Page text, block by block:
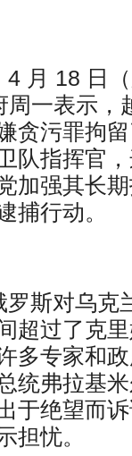
4 月 18 日
周一表示，
贪污罪拘
队指挥官
加强其长
捕行动。
罗斯对乌克
超过了克
多专家和
统弗拉基米
于绝望而
担忧。